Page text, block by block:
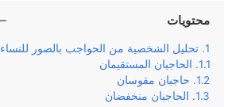
محتويات
تحليل الشخصية من الحواجب بالصور للنساء
الحاجبان المستقيمان
حاجبان مقوسان
الحاجبان منخفضان